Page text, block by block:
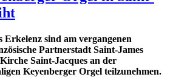
Erkelenz sind am vergangenen
Partnerstadt Saint-James
Saint-Jacques an der
Keyenberger Orgel teilzunehmen.